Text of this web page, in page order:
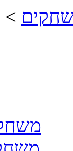
>